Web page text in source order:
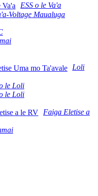
ESS o le Va'a
Voltage Maualuga
Loli
le Loli
le Loli
Faiga Eletise a